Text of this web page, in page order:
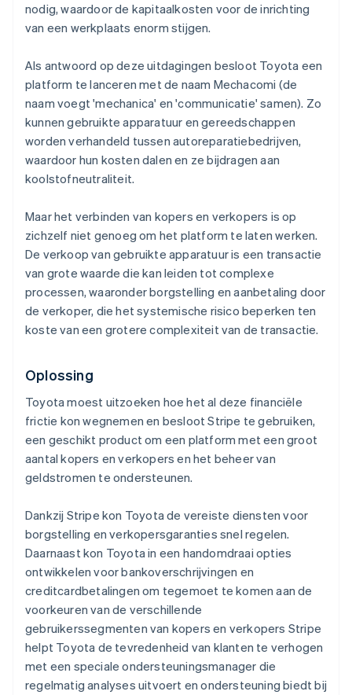
nodig, waardoor de kapitaalkosten voor de inrichting
van een werkplaats enorm stijgen.
Als antwoord op deze uitdagingen besloot Toyota een
platform te lanceren met de naam Mechacomi (de
naam voegt 'mechanica' en 'communicatie' samen). Zo
kunnen gebruikte apparatuur en gereedschappen
worden verhandeld tussen autoreparatiebedrijven,
waardoor hun kosten dalen en ze bijdragen aan
koolstofneutraliteit.
Maar het verbinden van kopers en verkopers is op
zichzelf niet genoeg om het platform te laten werken.
De verkoop van gebruikte apparatuur is een transactie
van grote waarde die kan leiden tot complexe
processen, waaronder borgstelling en aanbetaling door
de verkoper, die het systemische risico beperken ten
koste van een grotere complexiteit van de transactie.
Oplossing
Toyota moest uitzoeken hoe het al deze financiële
frictie kon wegnemen en besloot Stripe te gebruiken,
een geschikt product om een platform met een groot
aantal kopers en verkopers en het beheer van
geldstromen te ondersteunen.
Dankzij Stripe kon Toyota de vereiste diensten voor
borgstelling en verkopersgaranties snel regelen.
Daarnaast kon Toyota in een handomdraai opties
ontwikkelen voor bankoverschrijvingen en
creditcardbetalingen om tegemoet te komen aan de
voorkeuren van de verschillende
gebruikerssegmenten van kopers en verkopers Stripe
helpt Toyota de tevredenheid van klanten te verhogen
met een speciale ondersteuningsmanager die
regelmatig analyses uitvoert en ondersteuning biedt bij